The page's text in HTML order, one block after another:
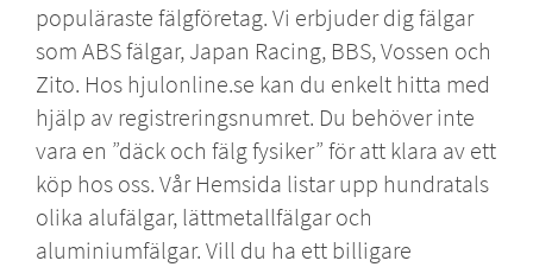
populäraste fälgföretag. Vi erbjuder dig fälgar
som ABS fälgar, Japan Racing, BBS,Vossen och
Zito. Hos hjulonline.se kan du enkelt hitta med
hjälp av registreringsnumret. Du behöver inte
vara en ”däck och fälg fysiker” för att klara av ett
köp hos oss. Vår Hemsida listar upp hundratals
olika alufälgar, lättmetallfälgar och
aluminiumfälgar. Vill du ha ett billigare